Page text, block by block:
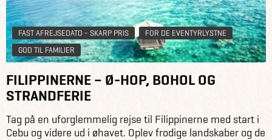
FAST AFREJSEDATO - SKARP PRIS
FOR DE EVENTYRLYSTNE
GOD TIL FAMILIER
FILIPPINERNE – Ø-HOP, BOHOL OG
STRANDFERIE
Tag på en uforglemmelig rejse til Filippinerne med start i
Cebu og videre ud i øhavet. Oplev frodige landskaber og de